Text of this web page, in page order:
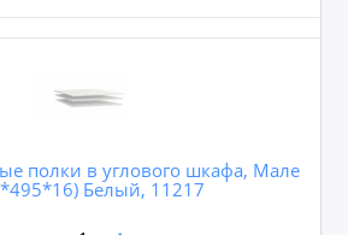
полки в углового шкафа, Мале
Белый, 11217